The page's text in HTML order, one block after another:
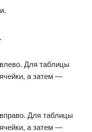
Для таблицы
а затем —
Для таблицы
а затем —